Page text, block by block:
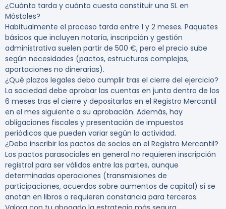
¿Cuánto tarda y cuánto cuesta constituir una SL en
Móstoles?
Habitualmente el proceso tarda entre 1 y 2 meses. Paquetes
básicos que incluyen notaría, inscripción y gestión
administrativa suelen partir de 500 €, pero el precio sube
según necesidades (pactos, estructuras complejas,
aportaciones no dinerarias).
¿Qué plazos legales debo cumplir tras el cierre del ejercicio?
La sociedad debe aprobar las cuentas en junta dentro de los
6 meses tras el cierre y depositarlas en el Registro Mercantil
en el mes siguiente a su aprobación. Además, hay
obligaciones fiscales y presentación de impuestos
periódicos que pueden variar según la actividad.
¿Debo inscribir los pactos de socios en el Registro Mercantil?
Los pactos parasociales en general no requieren inscripción
registral para ser válidos entre las partes, aunque
determinadas operaciones (transmisiones de
participaciones, acuerdos sobre aumentos de capital) sí se
anotan en libros o requieren constancia para terceros.